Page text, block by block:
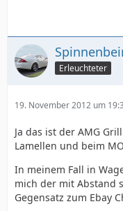
Erleuchteter
19. November 2012 um
Ja das ist der AMG
Lamellen und beim
In meinem Fall in
mich der mit Abstand
Gegensatz zum Ebay